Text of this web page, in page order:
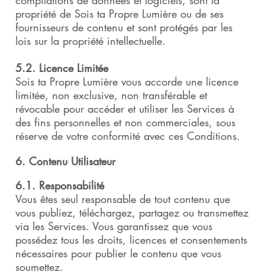
propriété de Sois ta Propre Lumière ou de ses
fournisseurs de contenu et sont protégés par les
lois sur la propriété intellectuelle.
5.2. Licence Limitée
Sois ta Propre Lumière vous accorde une licence
limitée, non exclusive, non transférable et
révocable pour accéder et utiliser les Services à
des fins personnelles et non commerciales, sous
réserve de votre conformité avec ces Conditions.
6. Contenu Utilisateur
6.1. Responsabilité
Vous êtes seul responsable de tout contenu que
vous publiez, téléchargez, partagez ou transmettez
via les Services. Vous garantissez que vous
possédez tous les droits, licences et consentements
nécessaires pour publier le contenu que vous
soumettez.